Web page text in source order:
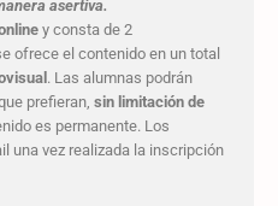
asertiva.
y consta de 2
ofrece el contenido en un total
. Las alumnas podrán
prefieran, sin limitación de
es permanente. Los
una vez realizada la inscripción